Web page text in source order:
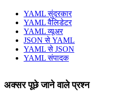
YAML सुंदरकार
YAML वैलिडेटर
YAML व्यूअर
JSON से YAML
YAML से JSON
YAML संपादक
अक्सर पूछे जाने वाले प्रश्न